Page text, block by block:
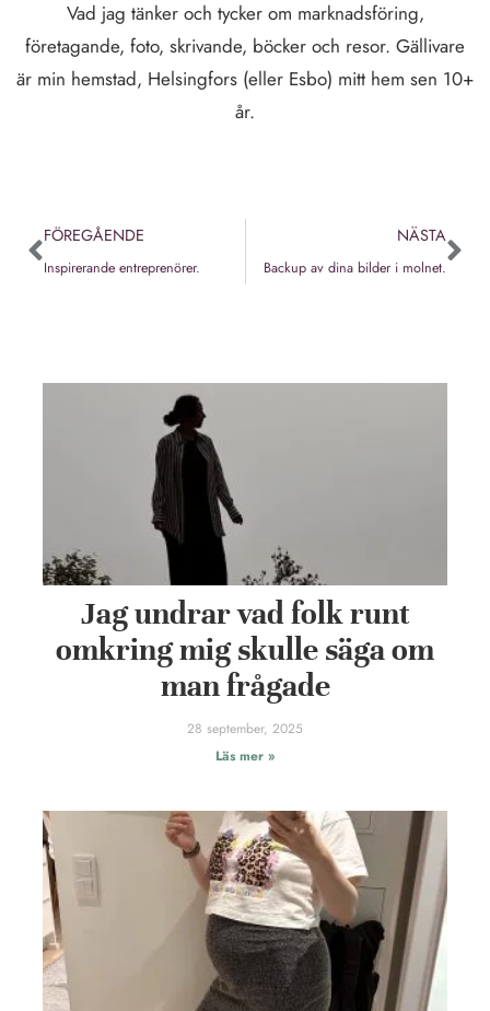
Vad jag tänker och tycker om marknadsföring,
företagande, foto, skrivande, böcker och resor. Gällivare
är min hemstad, Helsingfors (eller Esbo) mitt hem sen 10+
år.
FÖREGÅENDE
Inspirerande entreprenörer.
NÄSTA
Backup av dina bilder i molnet.
Jag undrar vad folk runt
omkring mig skulle säga om
man frågade
28 september, 2025
Läs mer »